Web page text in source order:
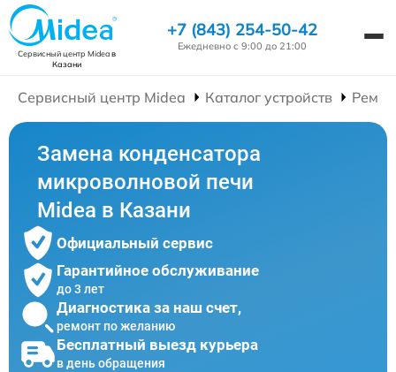
Сервисный центр Mideaв
Казани
+7 (843) 254-50-42
Ежедневно с 9:00 до 21:00
Сервисный центр Midea Каталог устройств
Замена конденсатора
микроволновой печи
Midea в Казани
Официальный сервис
Гарантийное обслуживание
до 3 лет
Диагностика за наш счет,
ремонт по желанию
Бесплатный выезд курьера
в день обращения